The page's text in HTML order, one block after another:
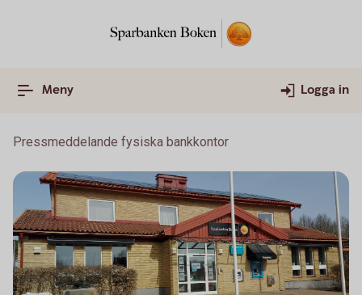
Meny Logga in
Pressmeddelande fysiska bankkontor